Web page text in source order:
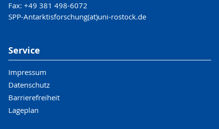
Fax: +49 381 498-6072
SPP-Antarktisforschung(at)uni-rostock.de
Service
Impressum
Datenschutz
Barrierefreiheit
Lageplan